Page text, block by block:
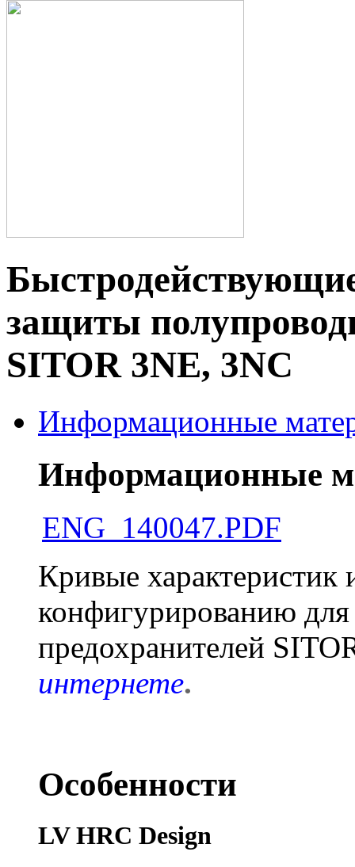
защиты
SITOR 3NE, 3NC
Информационные
Информационные
ENG_140047.PDF
Кривые
конфигурированию
предохранителей
интернете.
Особенности
LV HRC Design